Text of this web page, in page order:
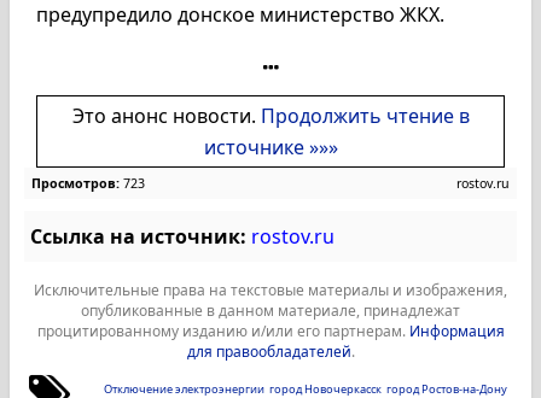
предупредило донское министерство ЖКХ.
Это анонс новости. Продолжить чтение в
источнике »»»
Просмотров: 723 rostov.ru
Ссылка на источник: rostov.ru
Исключительные права на текстовые материалы и изображения,
опубликованные в данном материале, принадлежат
процитированному изданию и/или его партнерам. Информация
для правообладателей.
Отключение электроэнергии город Новочеркасск город Ростов-на-Дону